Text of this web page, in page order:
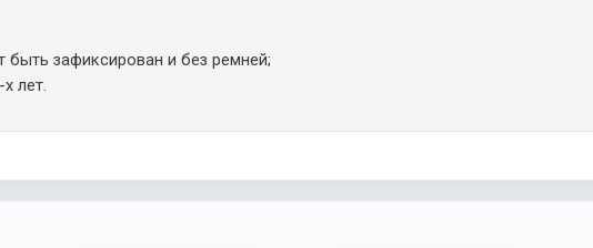
быть зафиксирован и без ремней;
лет.